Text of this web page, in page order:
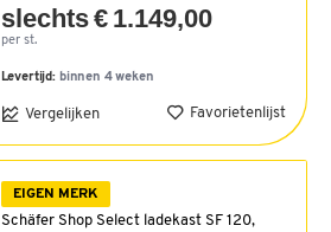
slechts € 1.149,00
per st.
Levertijd: binnen 4 weken
Vergelijken Favorietenlijst
EIGEN MERK
Schäfer Shop Select ladekast SF 120,